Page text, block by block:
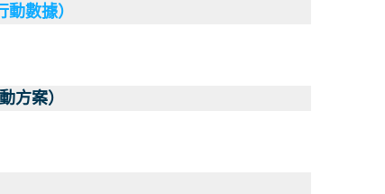
數據）
方案）